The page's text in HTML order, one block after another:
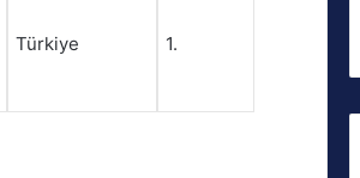
Türkiye 1.